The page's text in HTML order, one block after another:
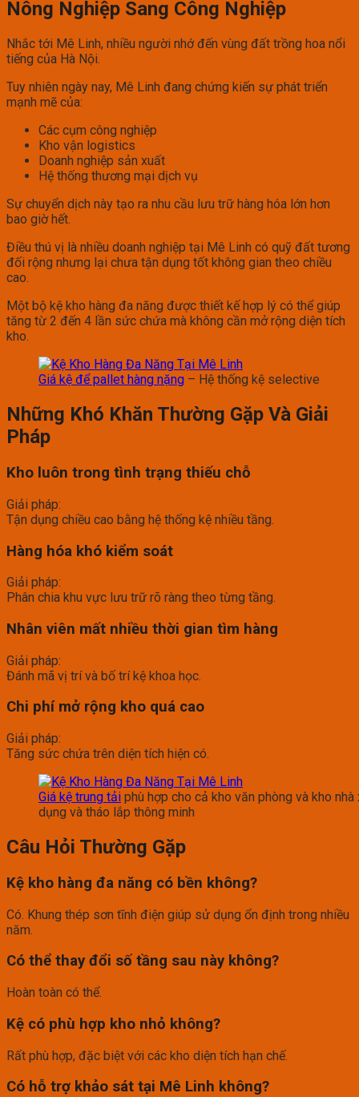
Nông Nghiệp Sang Công Nghiệp
Nhắc tới Mê Linh, nhiều người nhớ đến vùng đất trồng hoa nổi
tiếng của Hà Nội.
Tuy nhiên ngày nay, Mê Linh đang chứng kiến sự phát triển
mạnh mẽ của:
Các cụm công nghiệp
Kho vận logistics
Doanh nghiệp sản xuất
Hệ thống thương mại dịch vụ
Sự chuyển dịch này tạo ra nhu cầu lưu trữ hàng hóa lớn hơn
bao giờ hết.
Điều thú vị là nhiều doanh nghiệp tại Mê Linh có quỹ đất tương
đối rộng nhưng lại chưa tận dụng tốt không gian theo chiều
cao.
Một bộ kệ kho hàng đa năng được thiết kế hợp lý có thể giúp
tăng từ 2 đến 4 lần sức chứa mà không cần mở rộng diện tích
kho.
Giá kệ để pallet hàng nặng – Hệ thống kệ selective
Những Khó Khăn Thường Gặp Và Giải
Pháp
Kho luôn trong tình trạng thiếu chỗ
Giải pháp:
Tận dụng chiều cao bằng hệ thống kệ nhiều tầng.
Hàng hóa khó kiểm soát
Giải pháp:
Phân chia khu vực lưu trữ rõ ràng theo từng tầng.
Nhân viên mất nhiều thời gian tìm hàng
Giải pháp:
Đánh mã vị trí và bố trí kệ khoa học.
Chi phí mở rộng kho quá cao
Giải pháp:
Tăng sức chứa trên diện tích hiện có.
Giá kệ trung tải phù hợp cho cả kho văn phòng và kho
dụng và tháo lắp thông minh
Câu Hỏi Thường Gặp
Kệ kho hàng đa năng có bền không?
Có. Khung thép sơn tĩnh điện giúp sử dụng ổn định trong nhiều
năm.
Có thể thay đổi số tầng sau này không?
Hoàn toàn có thể.
Kệ có phù hợp kho nhỏ không?
Rất phù hợp, đặc biệt với các kho diện tích hạn chế.
Có hỗ trợ khảo sát tại Mê Linh không?